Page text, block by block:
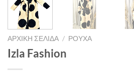
ΑΡΧΙΚΉ ΣΕΛΊΔΑ / ΡΟΎΧΑ
Izla Fashion